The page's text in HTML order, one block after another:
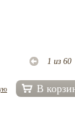
1 из 60
В